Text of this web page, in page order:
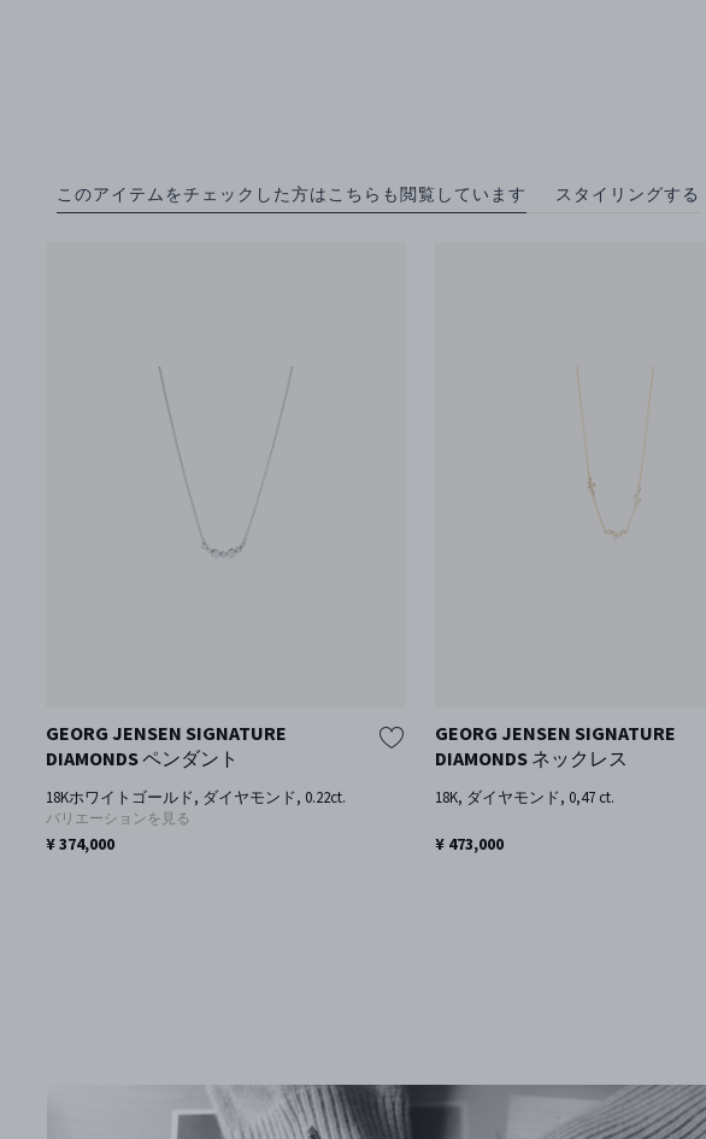
このアイテムをチェックした方はこちらも閲覧しています スタイリングする
GEORG JENSEN SIGNATURE
DIAMONDS ペンダント
18Kホワイトゴールド, ダイヤモンド, 0.22ct.
バリエーションを見る
¥ 374,000
GEORG JENSEN SIGNATURE
DIAMONDS ネックレス
18K, ダイヤモンド, 0,47 ct.
¥ 473,000